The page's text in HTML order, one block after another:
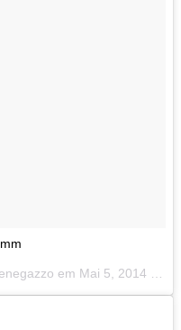
em Mai 5, 2014 at 1:33 PDT